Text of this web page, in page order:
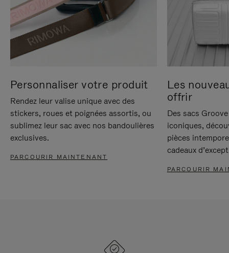
Personnaliser votre produit
Rendez leur valise unique avec des
stickers, roues et poignées assortis, ou
sublimez leur sac avec nos bandoulières
exclusives.
PARCOURIR MAINTENANT
Les
offrir
Des sacs
iconiques,
pièces
cadeaux
PARCOURIR